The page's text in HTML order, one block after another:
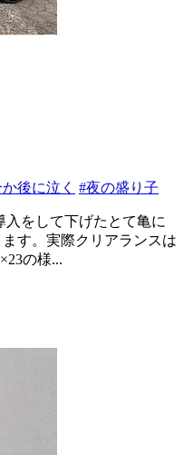
後に泣く #夜の盛り子
をして下げたとて亀に
す。実際クリアランスは
の様...